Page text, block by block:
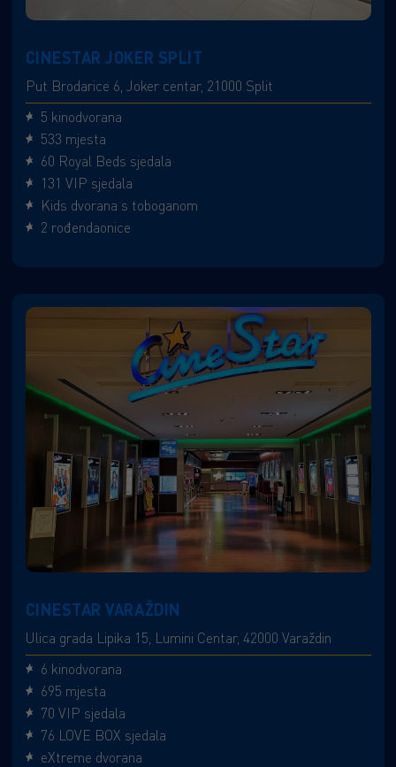
CINESTAR JOKER SPLIT
Put Brodarice 6, Joker centar, 21000 Split
5 kinodvorana
533 mjesta
60 Royal Beds sjedala
131 VIP sjedala
Kids dvorana s toboganom
2 rođendaonice
CINESTAR VARAŽDIN
Ulica grada Lipika 15, Lumini Centar, 42000 Varaždin
6 kinodvorana
695 mjesta
70 VIP sjedala
76 LOVE BOX sjedala
eXtreme dvorana